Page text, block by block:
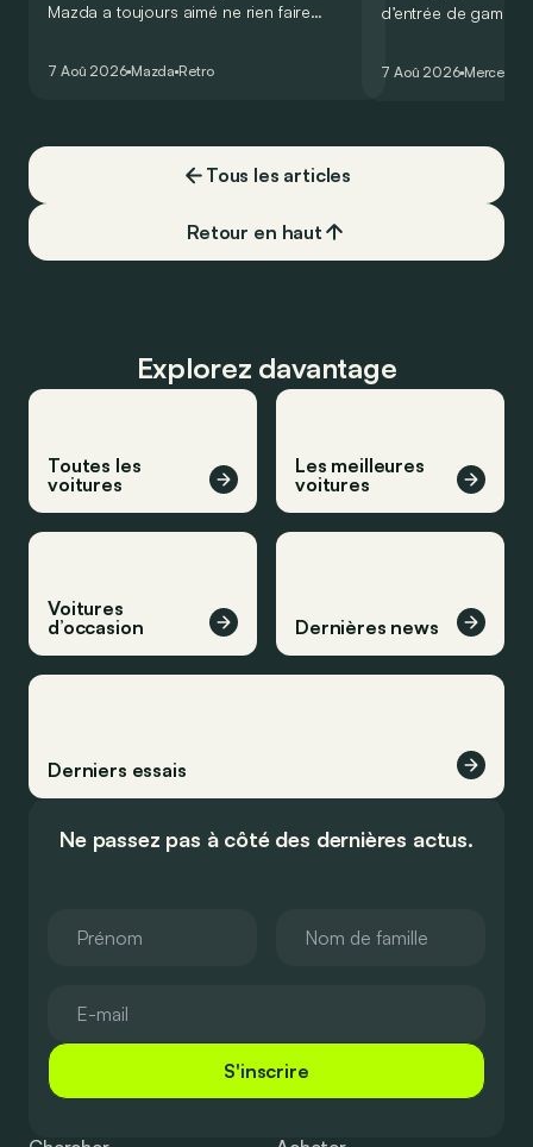
Mazda a toujours aimé ne rien faire
de la plus belle des manières…
7 Aoû 2026 Mazda Retro
d’entrée de
moins…
7 Aoû 2026 Mercedes
Tous les articles
Retour en haut
Explorez davantage
Toutes les
voitures
Les meilleures
voitures
Voitures
d’occasion
Dernières news
Derniers essais
Ne passez pas à côté des dernières actus.
S'inscrire